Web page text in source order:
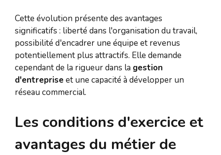
Cette évolution présente des avantages
significatifs : liberté dans l'organisation du travail,
possibilité d'encadrer une équipe et revenus
potentiellement plus attractifs. Elle demande
cependant de la rigueur dans la gestion
d'entreprise et une capacité à développer un
réseau commercial.
Les conditions d'exercice et
avantages du métier de